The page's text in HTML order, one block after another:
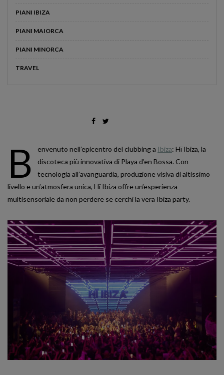
PIANI IBIZA
PIANI MAIORCA
PIANI MINORCA
TRAVEL
B envenuto nell’epicentro del clubbing a Ibiza: Hï Ibiza, la
discoteca più innovativa di Playa d’en Bossa. Con
tecnologia all’avanguardia, produzione visiva di altissimo
livello e un’atmosfera unica, Hï Ibiza offre un’esperienza
multisensoriale da non perdere se cerchi la vera Ibiza party.